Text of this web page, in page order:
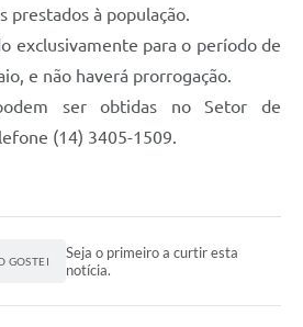
prestados à população.
exclusivamente para o período de
e não haverá prorrogação.
ser obtidas no Setor de
(14) 3405-1509.
GOSTEI
Seja o primeiro a curtir esta
notícia.